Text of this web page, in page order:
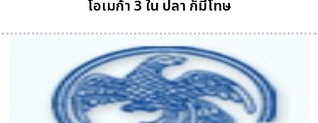
โอเมก้า 3 ใน ปลา ก็มีโทษ